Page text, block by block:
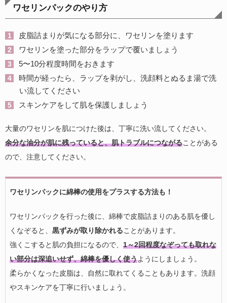
ワセリンパックのやり方
皮脂詰まりが気になる部分に、ワセリンを塗ります
ワセリンを塗った部分をラップで覆いましょう
5〜10分程度時間をおきます
時間が経ったら、ラップを剥がし、洗顔料とぬるま湯で洗
い流してください
スキンケアをして肌を保護しましょう
大量のワセリンを肌につけた後は、丁寧に洗い流してください。
余分な油分が肌に残っていると、肌トラブルにつながることがある
ので、注意してください。
ワセリンパックに綿棒の使用をプラスする方法も！
ワセリンパックを行った後に、綿棒で皮脂詰まりのある肌を優し
くなぞると、 黒ずみが取り除かれることがあります。
強くこすると肌の負担になるので、 1～2回程度なぞっても取れな
い部分は深追いせず、綿棒を優しく使うようにしましょう。
柔らかくなった皮脂は、自然に取れてくることもあります。洗顔
やスキンケアを丁寧に行いましょう。